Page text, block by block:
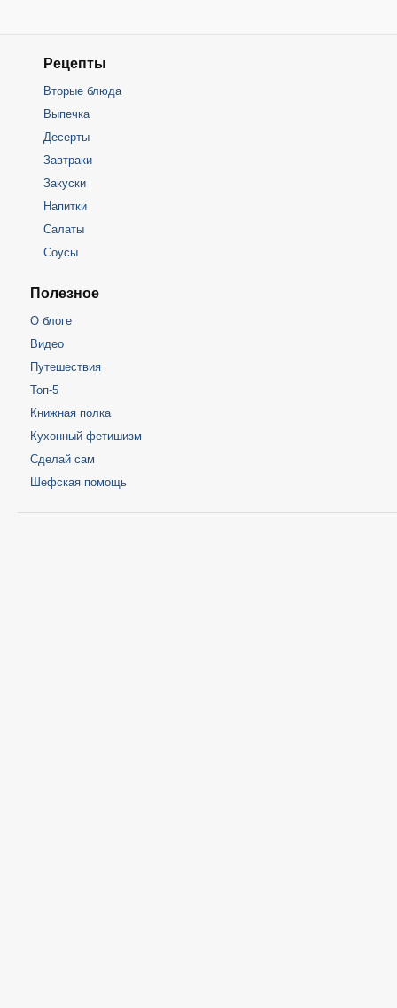
Рецепты
Вторые блюда
Выпечка
Десерты
Завтраки
Закуски
Напитки
Салаты
Соусы
Полезное
О блоге
Видео
Путешествия
Топ-5
Книжная полка
Кухонный фетишизм
Сделай сам
Шефская помощь